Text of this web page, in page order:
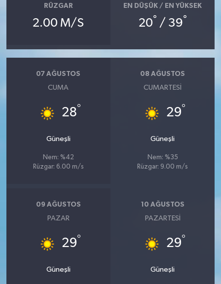
RÜZGAR
2.00 M/S
EN DÜŞÜK / EN YÜKSEK
20° / 39°
07 AĞUSTOS
CUMA
28°
Güneşli
Nem: %42
Rüzgar: 6.00 m/s
08 AĞUSTOS
CUMARTESI
29°
Güneşli
Nem: %35
Rüzgar: 9.00 m/s
09 AĞUSTOS
PAZAR
29°
Güneşli
10 AĞUSTOS
PAZARTESI
29°
Güneşli